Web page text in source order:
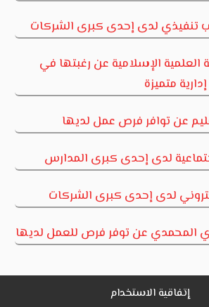
تنفيذي لدى إحدى كبرى الشركات
العلمية الإسلامية عن رغبتها في
متميزة
عن توافر فرص عمل لديها
لدى إحدى كبرى المدارس
لدى إحدى كبرى الشركات
المحمدي عن توفر فرص للعمل لديها
إتفاقية الاستخدام